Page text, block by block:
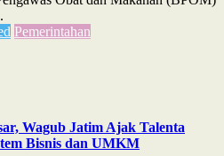
Pemerintahan
Wagub Jatim Ajak Talenta
Bisnis dan UMKM